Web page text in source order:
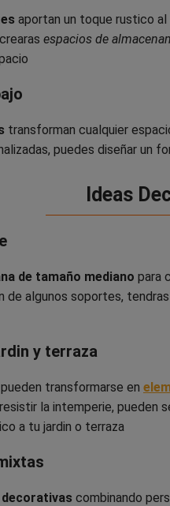
aportan un toque rustico al
espacios de
transforman cualquier
puedes diseñar un
Ideas
de tamaño mediano para
de algunos soportes,
y terraza
pueden transformarse en
la intemperie, pueden
a tu jardin o terraza
combinando